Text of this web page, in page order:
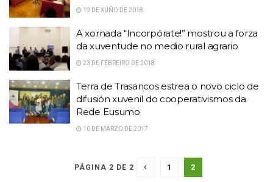
19 DE XUÑO DE 2018
A xornada “Incorpórate!” mostrou a forza
da xuventude no medio rural agrario
23 DE FEBREIRO DE 2018
Terra de Trasancos estrea o novo ciclo de
difusión xuvenil do cooperativismos da
Rede Eusumo
10 DE MARZO DE 2017
PÁGINA 2 DE 2 1 2